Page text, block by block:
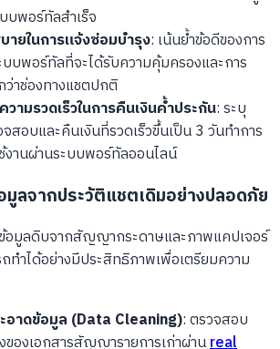
พอร์ทัลสำเร็จ
ายในการแจ้งซ่อมบำรุง: เน้นย้ำข้อดีของการ
บพอร์ทัลที่จะได้รับความคุ้มครองและการ
าช่องทางแชตปกติ
ามรวดเร็วในการคืนเงินค้ำประกัน: ระบุ
จสอบและคืนเงินที่รวดเร็วขึ้นเป็น 3 วันทำการ
งานผ่านระบบพอร์ทัลออนไลน์
มูลจากประวัติแชตเดิมอย่างปลอดภัย
อมูลดิบจากสัญญากระดาษและภาพแคปเจอร์
ทำได้อย่างมีประสิทธิภาพเพื่อเตรียมความ
อาดข้อมูล (Data Cleaning): ตรวจสอบ
องเอกสารสัญญารายการเก่าผ่านreal